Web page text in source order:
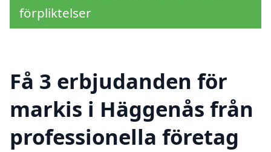
förpliktelser
Få 3 erbjudanden för
markis i Häggenås från
professionella företag